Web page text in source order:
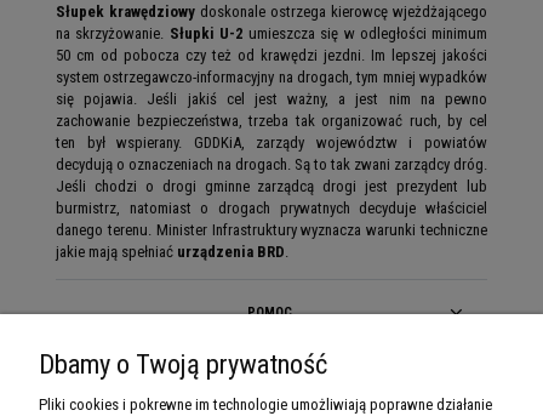
Słupek krawędziowy doskonale ostrzega kierowcę wjeżdżającego
na skrzyżowanie. Słupki U-2 umieszcza się w odległości minimum
50 cm od pobocza czy też od krawędzi jezdni. Im lepszej jakości
system ostrzegawczo-informacyjny na drogach, tym mniej wypadków
się pojawia. Jeśli jakiś cel jest ważny, a jest nim na pewno
zachowanie bezpieczeństwa, trzeba tak organizować ruch, by cel
ten był wspierany. GDDKiA, zarządy województw i powiatów
decydują o oznaczeniach na drogach. Są to tak zwani zarządcy dróg.
Jeśli chodzi o drogi gminne zarządcą drogi jest prezydent lub
burmistrz, natomiast o drogach prywatnych decyduje właściciel
danego terenu. Minister Infrastruktury wyznacza warunki techniczne
jakie mają spełniać urządzenia BRD
POMOC
MOJE KONTO
Dbamy o Twoją prywatność
Pliki cookies i pokrewne im technologie umożliwiają poprawne działanie